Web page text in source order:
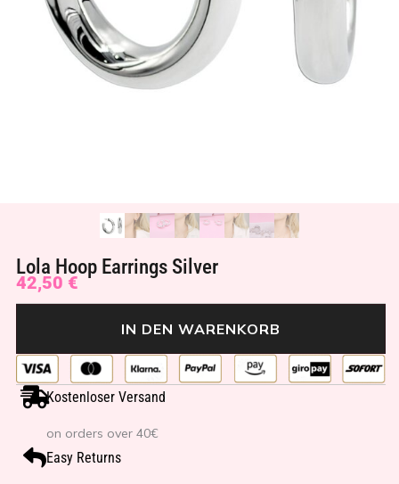
Lola Hoop Earrings Silver
42,50 €
IN DEN WARENKORB
Kostenloser Versand
on orders over 40€
Easy Returns